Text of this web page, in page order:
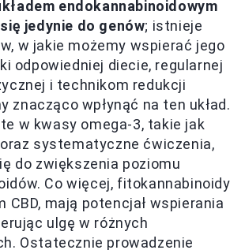
endokannabinoidowym
jedynie do genów; istnieje
w jakie możemy wspierać jego
odpowiedniej diecie, regularnej
i technikom redukcji
znacząco wpłynąć na ten układ.
w kwasy omega-3, takie jak
systematyczne ćwiczenia,
do zwiększenia poziomu
Co więcej, fitokannabinoidy
CBD, mają potencjał wspierania
ulgę w różnych
Ostatecznie prowadzenie